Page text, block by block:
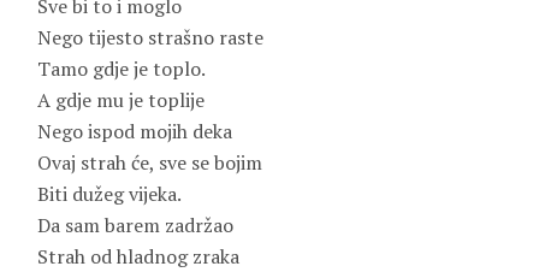
Sve bi to i moglo
Nego tijesto strašno raste
Tamo gdje je toplo.
A gdje mu je toplije
Nego ispod mojih deka
Ovaj strah će, sve se bojim
Biti dužeg vijeka.
Da sam barem zadržao
Strah od hladnog zraka